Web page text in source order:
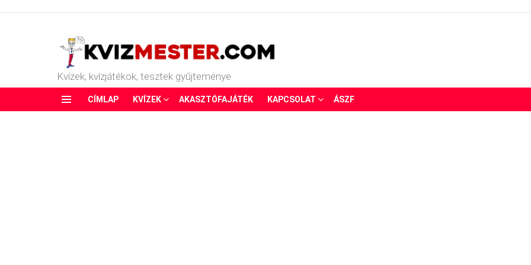
Kvízek, kvízjátékok, tesztek gyűjteménye
CÍMLAP KVÍZEK AKASZTÓFAJÁTÉK KAPCSOLAT ÁSZF